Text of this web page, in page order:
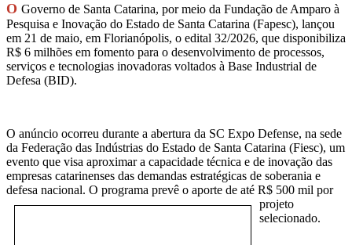
O Governo de Santa Catarina, por meio da Fundação de Amparo à
Pesquisa e Inovação do Estado de Santa Catarina (Fapesc), lançou
em 21 de maio, em Florianópolis, o edital 32/2026, que disponibiliza
R$ 6 milhões em fomento para o desenvolvimento de processos,
serviços e tecnologias inovadoras voltados à Base Industrial de
Defesa (BID).
O anúncio ocorreu durante a abertura da SC Expo Defense, na sede
da Federação das Indústrias do Estado de Santa Catarina (Fiesc), um
evento que visa aproximar a capacidade técnica e de inovação das
empresas catarinenses das demandas estratégicas de soberania e
defesa nacional. O programa prevê o aporte de até R$ 500 mil por
projeto
selecionado.